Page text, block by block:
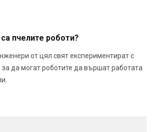
пчелите роботи?
от цял свят експериментират с
да могат роботите да вършат работата